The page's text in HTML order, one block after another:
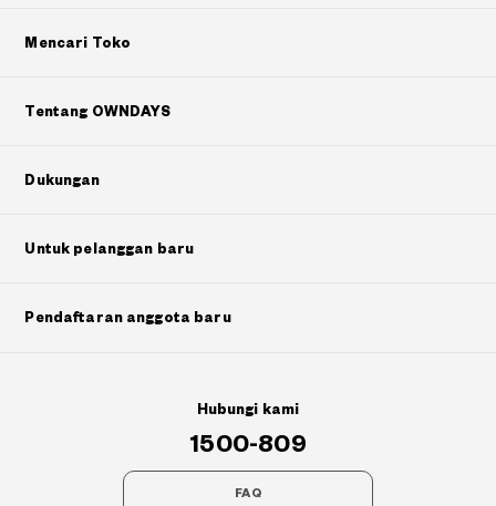
Mencari Toko
Tentang OWNDAYS
Dukungan
Untuk pelanggan baru
Pendaftaran anggota baru
Hubungi kami
1500-809
FAQ